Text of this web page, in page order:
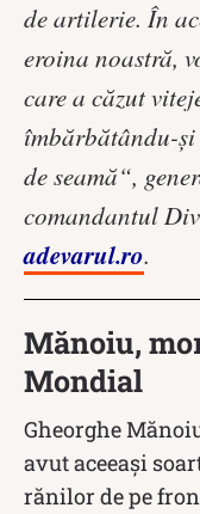
de artilerie. În
eroina noastră,
care a căzut
îmbărbătându-
de seamă“,
comandantul
adevarul.ro.
Mănoiu,
Mondial
Gheorghe
avut aceeași
rănilor de pe